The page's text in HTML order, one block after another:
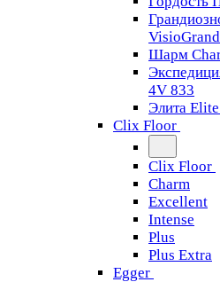
Шарм
4V 833
Элита
Clix Floor
Clix Floor
Charm
Excellent
Intense
Plus
Plus Extra
Egger